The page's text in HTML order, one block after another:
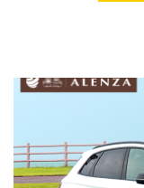
あらゆるシーンで非日
適性と安全性も妥協なく装備。 この一台は、
ありません。 特別な